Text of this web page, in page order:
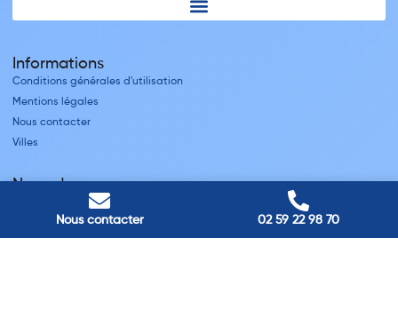
Nous contacter 02 59 22 98 70
Informations
Conditions générales d'utilisation
Mentions légales
Nous contacter
Villes
Nos adresses
45 avenue Winston Churchill, Louviers, France
Pont-Audemer